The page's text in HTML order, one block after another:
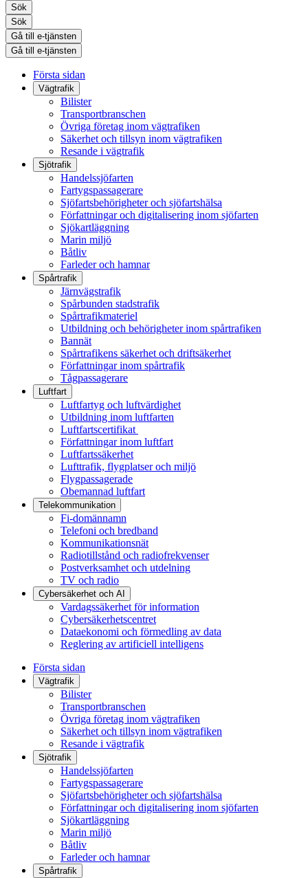
Sök
Sök
Gå till e-tjänsten
Gå till e-tjänsten
Första sidan
Vägtrafik
Bilister
Transportbranschen
Övriga företag inom vägtrafiken
Säkerhet och tillsyn inom vägtrafiken
Resande i vägtrafik
Sjötrafik
Handelssjöfarten
Fartygspassagerare
Sjöfartsbehörigheter och sjöfartshälsa
Författningar och digitalisering inom sjöfarten
Sjökartläggning
Marin miljö
Båtliv
Farleder och hamnar
Spårtrafik
Järnvägstrafik
Spårbunden stadstrafik
Spårtrafikmateriel
Utbildning och behörigheter inom spårtrafiken
Bannät
Spårtrafikens säkerhet och driftsäkerhet
Författningar inom spårtrafik
Tågpassagerare
Luftfart
Luftfartyg och luftvärdighet
Utbildning inom luftfarten
Luftfartscertifikat
Författningar inom luftfart
Luftfartssäkerhet
Lufttrafik, flygplatser och miljö
Flygpassagerade
Obemannad luftfart
Telekommunikation
Fi-domännamn
Telefoni och bredband
Kommunikationsnät
Radiotillstånd och radiofrekvenser
Postverksamhet och utdelning
TV och radio
Cybersäkerhet och AI
Vardagssäkerhet för information
Cybersäkerhetscentret
Dataekonomi och förmedling av data
Reglering av artificiell intelligens
Första sidan
Vägtrafik
Bilister
Transportbranschen
Övriga företag inom vägtrafiken
Säkerhet och tillsyn inom vägtrafiken
Resande i vägtrafik
Sjötrafik
Handelssjöfarten
Fartygspassagerare
Sjöfartsbehörigheter och sjöfartshälsa
Författningar och digitalisering inom sjöfarten
Sjökartläggning
Marin miljö
Båtliv
Farleder och hamnar
Spårtrafik